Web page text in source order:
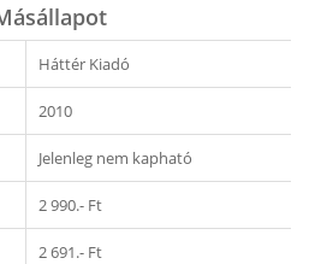
Háttér Kiadó
2010
Jelenleg nem kapható
2 990.- Ft
2 691.- Ft